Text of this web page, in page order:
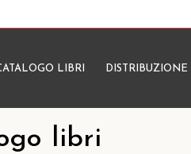
LIBRI DISTRIBUZIONE
libri